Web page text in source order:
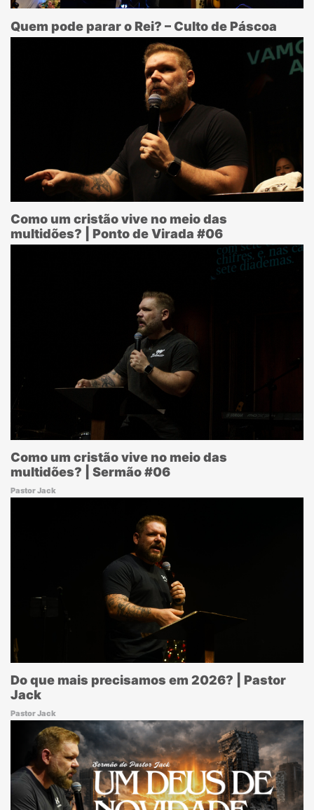
Quem pode parar o Rei? – Culto de Páscoa
Como um cristão vive no meio das
multidões? | Ponto de Virada #06
Como um cristão vive no meio das
multidões? | Sermão #06
Pastor Jack
Do que mais precisamos em 2026? | Pastor
Jack
Pastor Jack